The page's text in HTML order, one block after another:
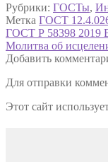
Рубрики: ГОСТы,
Метка ГОСТ
Навигация
по
Предыдущая
запись:
ГОСТ Р 58398 2019
Следующая
запись:
Молитва об
Добавить
Для отправки
Этот сайт